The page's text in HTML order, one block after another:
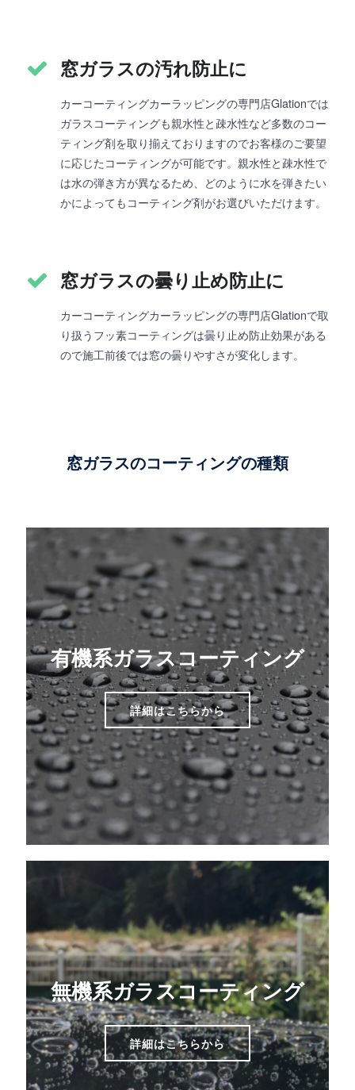
窓ガラスの汚れ防止に
カーコーティングカーラッピングの専門店Glationでは
ガラスコーティングも親水性と疎水性など多数のコー
ティング剤を取り揃えておりますのでお客様のご要望
に応じたコーティングが可能です。親水性と疎水性で
は水の弾き方が異なるため、どのように水を弾きたい
かによってもコーティング剤がお選びいただけます。
窓ガラスの曇り止め防止に
カーコーティングカーラッピングの専門店Glationで取
り扱うフッ素コーティングは曇り止め防止効果がある
ので施工前後では窓の曇りやすさが変化します。
窓ガラスのコーティングの種類
有機系ガラスコーティング
詳細はこちらから
無機系ガラスコーティング
詳細はこちらから